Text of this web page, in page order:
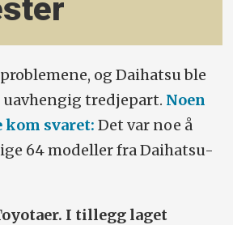
og Daihatsu ble
tredjepart. Noen
kom svaret: Det var noe å
64 modeller fra Daihatsu-
I tillegg laget